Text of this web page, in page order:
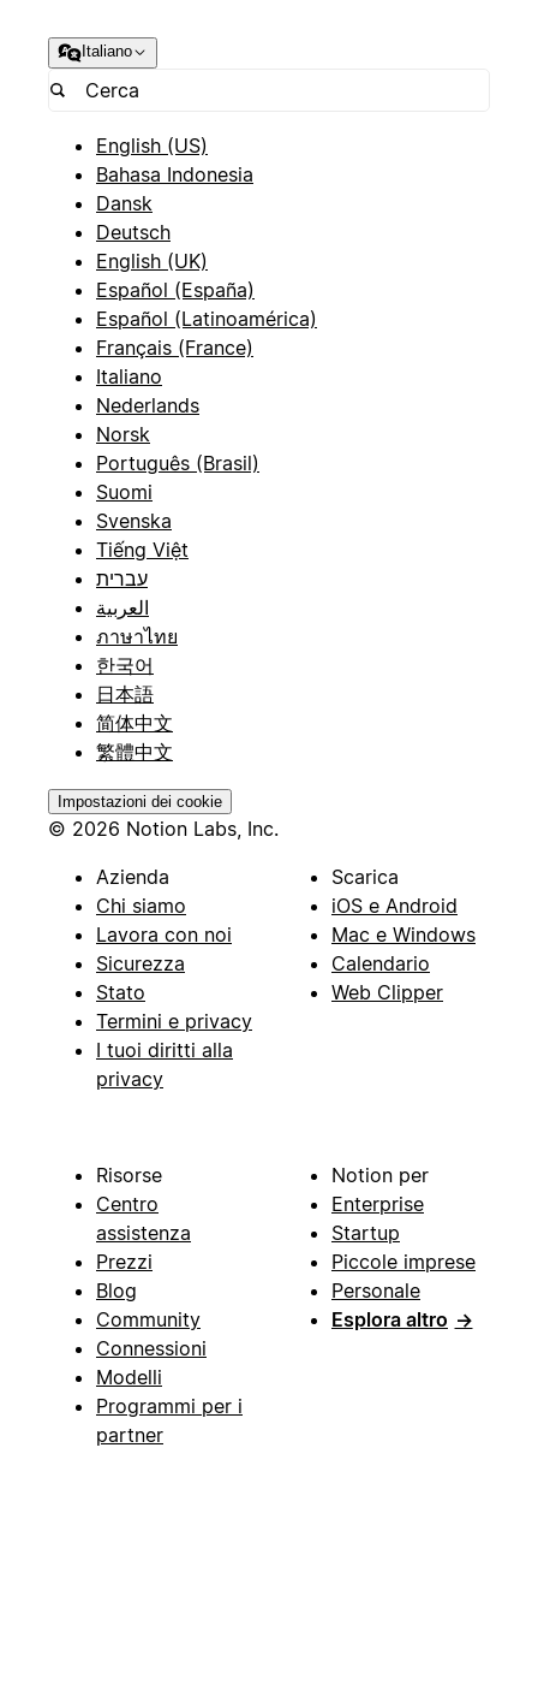
Italiano
English (US)
Bahasa Indonesia
Dansk
Deutsch
English (UK)
Español (España)
Español (Latinoamérica)
Français (France)
Italiano
Nederlands
Norsk
Português (Brasil)
Suomi
Svenska
Tiếng Việt
עברית
العربية
ภาษาไทย
한국어
日本語
简体中文
繁體中文
Impostazioni dei cookie
© 2026 Notion Labs, Inc.
Azienda
Chi siamo
Lavora con noi
Sicurezza
Stato
Termini e privacy
I tuoi diritti alla
privacy
Scarica
iOS e Android
Mac e Windows
Calendario
Web Clipper
Risorse
Centro
assistenza
Prezzi
Blog
Community
Connessioni
Modelli
Programmi per i
partner
Notion per
Enterprise
Startup
Piccole imprese
Personale
Esplora altro →